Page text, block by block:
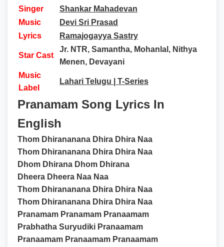
Singer
Shankar Mahadevan
Music
Devi Sri Prasad
Lyrics
Ramajogayya Sastry
Star Cast
Jr. NTR, Samantha, Mohanlal, Nithya
Menen, Devayani
Music
Label
Lahari Telugu | T-Series
Pranamam Song Lyrics In
English
Thom Dhirananana Dhira Dhira Naa
Thom Dhirananana Dhira Dhira Naa
Dhom Dhirana Dhom Dhirana
Dheera Dheera Naa Naa
Thom Dhirananana Dhira Dhira Naa
Thom Dhirananana Dhira Dhira Naa
Pranamam Pranamam Pranaamam
Prabhatha Suryudiki Pranaamam
Pranaamam Pranaamam Pranaamam